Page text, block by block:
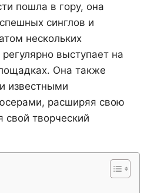
пошла в гору, она
синглов и
нескольких
выступает на
Она также
известными
расширяя свою
свой творческий